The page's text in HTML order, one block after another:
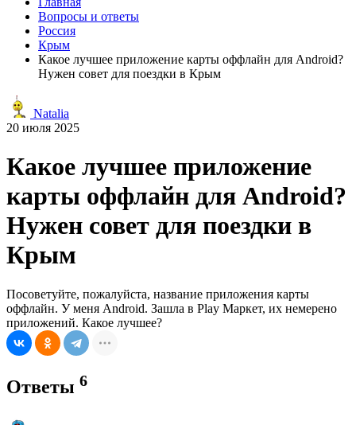
Вопросы и ответы
Россия
Крым
Какое лучшее приложение карты оффлайн для Android?
Нужен совет для поездки в Крым
Natalia
20 июля 2025
Какое лучшее приложение
карты оффлайн для Android?
Нужен совет для поездки в
Крым
Посоветуйте, пожалуйста, название приложения карты
оффлайн. У меня Android. Зашла в Play Маркет, их немерено
приложений. Какое лучшее?
Ответы 6